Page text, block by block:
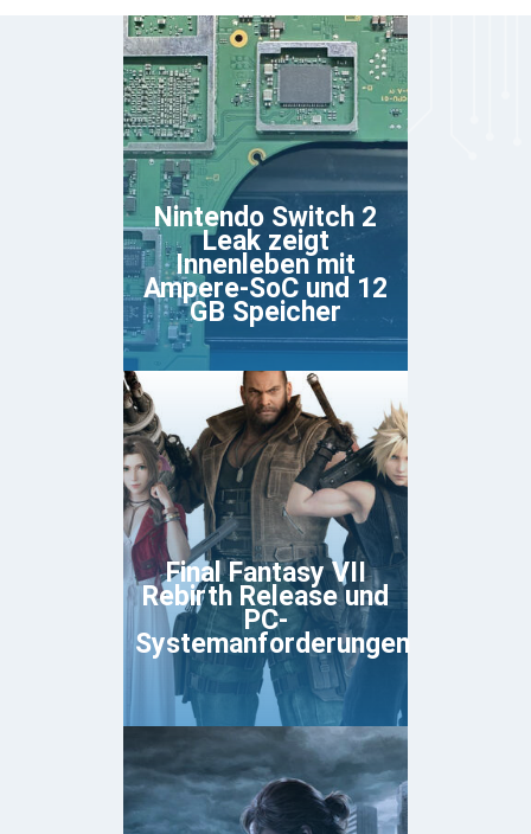
Nintendo Switch 2
Leak zeigt
Innenleben mit
Ampere-SoC und 12
GB Speicher
Final Fantasy VII
Rebirth Release und
PC-
Systemanforderungen